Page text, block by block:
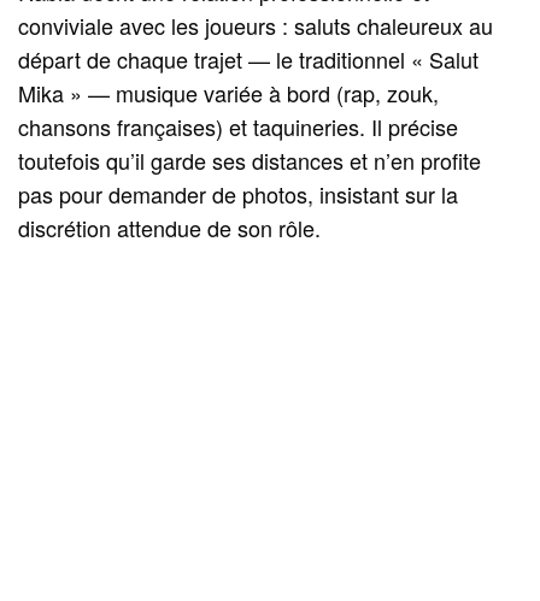
conviviale avec les joueurs : saluts chaleureux au
départ de chaque trajet — le traditionnel « Salut
Mika » — musique variée à bord (rap, zouk,
chansons françaises) et taquineries. Il précise
toutefois qu’il garde ses distances et n’en profite
pas pour demander de photos, insistant sur la
discrétion attendue de son rôle.